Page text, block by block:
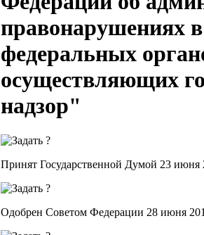
правонарушениях
федеральных
осуществляющих
надзор"
Принят Государственной Думой 23 июня
Одобрен Советом Федерации 28 июня